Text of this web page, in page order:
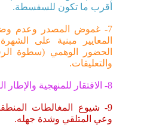
أقرب ما تكون للسفسطة.
7- غموض المصدر وعدم
المعايير مبنية على
الحضور الوهمي (سطوة
والتعليقات.
8- الافتقار للمنهجية والإطار الناظم.
9- شيوع المغالطات
وعي المتلقي وشدة جهله.